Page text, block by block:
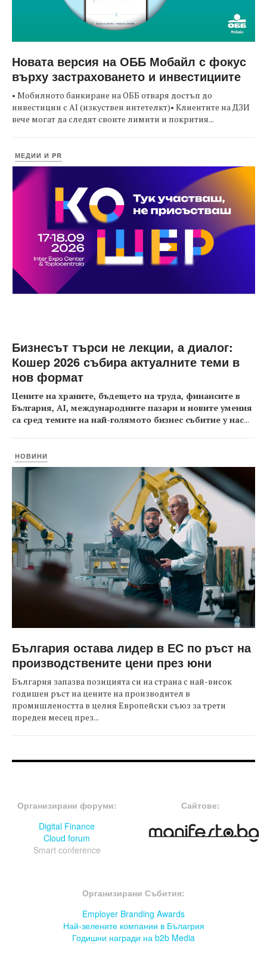
Новата версия на ОББ Мобайл с фокус
върху застраховането и инвестициите
• Мобилното банкиране на ОББ отваря достъп до
инвестиции с AI (изкуствен интетелкт)• Клиентите на ДЗИ
вече могат да следят своите лимити и покрития...
МЕДИИ И PR
Бизнесът търси не лекции, а диалог:
Кошер 2026 събира актуалните теми в
нов формат
Цените на храните, бъдещето на труда, финансите в
България, AI, международните пазари и новите умения
са сред темите на най-голямото бизнес събитие у нас...
НОВИНИ
България остава лидер в ЕС по ръст на
производствените цени през юни
България запазва позицията си на страна с най-висок
годишен ръст на цените на производител в
промишлеността в целия Европейски съюз за трети
пореден месец през...
Организирани форуми:
Digital Finance
Cloud forum
Smart conference
Сайтове:
Организирани Събития:
Employer Branding Awards
Най-зелените компании в Бълагрия
Годишни награди на b2b Media